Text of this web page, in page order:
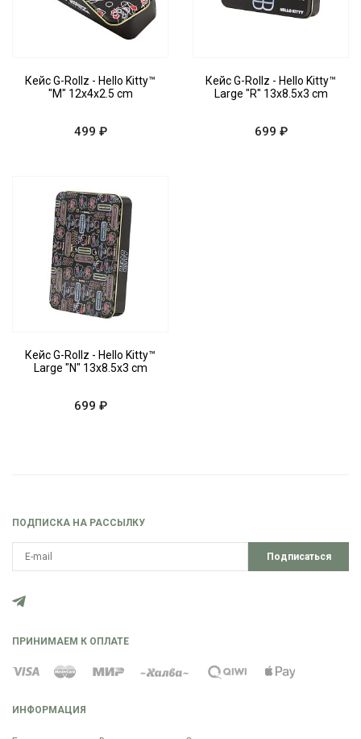
Кейс G-Rollz - Hello Kitty™
"M" 12x4x2.5 cm
499 ₽
Кейс G-Rollz - Hello Kitty™
Large "R" 13x8.5x3 cm
699 ₽
Кейс G-Rollz - Hello Kitty™
Large "N" 13x8.5x3 cm
699 ₽
ИНФОРМАЦИЯ
ПОДПИСКА НА РАССЫЛКУ
Подписаться
ПРИНИМАЕМ К ОПЛАТЕ